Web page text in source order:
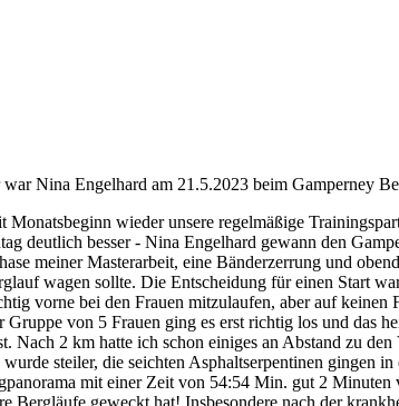
Nina Engelhard am 21.5.2023 beim Gamperney
wieder unsere regelmäßige
deutlich besser - Nina Engelhard gewann den
meiner Masterarbeit, eine Bänderzerrung und
wagen sollte. Die Entscheidung für einen Start
vorne bei den Frauen mitzulaufen, aber auf keinen
von 5 Frauen ging es erst richtig los und das
Nach 2 km hatte ich schon einiges an Abstand zu
steiler, die seichten Asphaltserpentinen gingen
mit einer Zeit von 54:54 Min. gut 2